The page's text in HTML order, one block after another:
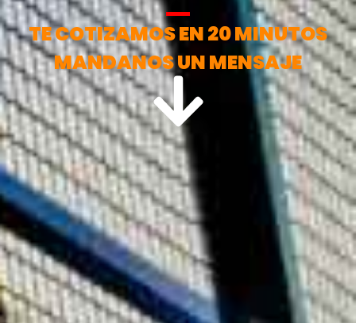
TE COTIZAMOS EN 20 MINUTOS
MANDANOS UN MENSAJE